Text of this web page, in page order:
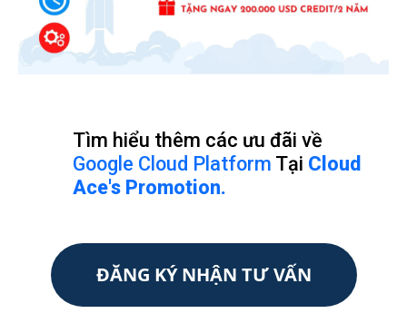
Tìm hiểu thêm các ưu đãi về
Google Cloud Platform Tại Cloud
Ace's Promotion.
ĐĂNG KÝ NHẬN TƯ VẤN